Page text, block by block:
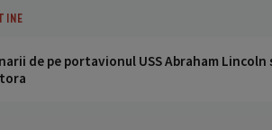
de pe portavionul USS Abraham